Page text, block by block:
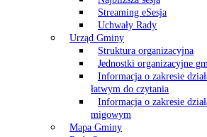
Streaming eSesja
Uchwały Rady
Urząd Gminy
Struktura organizacyjna
Jednostki organizacyjne
Informacja o zakresie
łatwym do czytania
Informacja o zakresie
migowym
Mapa Gminy